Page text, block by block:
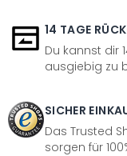
14 TAGE
Du kannst dir
ausgiebig zu
SICHER
Das Trusted
sorgen für